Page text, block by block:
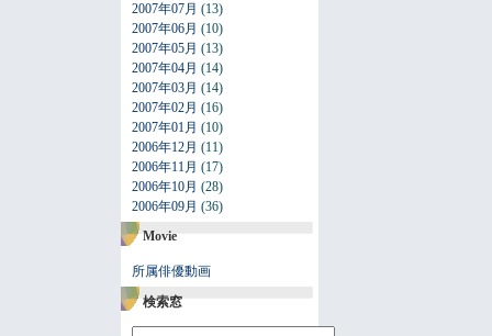
2007年07月 (13)
2007年06月 (10)
2007年05月 (13)
2007年04月 (14)
2007年03月 (14)
2007年02月 (16)
2007年01月 (10)
2006年12月 (11)
2006年11月 (17)
2006年10月 (28)
2006年09月 (36)
Movie
所属俳優動画
検索窓